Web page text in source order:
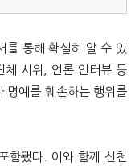
를 통해 확실히 알 수 있
체 시위, 언론 인터뷰 등
명예를 훼손하는 행위를
함됐다. 이와 함께 신천